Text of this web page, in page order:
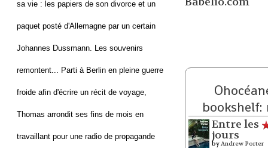
sa vie : les papiers de son divorce et un
paquet posté d'Allemagne par un certain
Johannes Dussmann. Les souvenirs
remontent... Parti à Berlin en pleine guerre
froide afin d'écrire un récit de voyage,
Thomas arrondit ses fins de mois en
travaillant pour une radio de propagande
bookshelf:
Entre les
jours
byAndrew Porter